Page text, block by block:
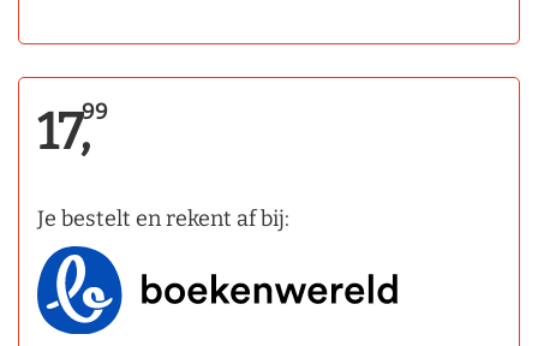
17,99
Je bestelt en rekent af bij: